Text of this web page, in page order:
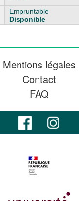
Empruntable
Disponible
Mentions légales
Contact
FAQ